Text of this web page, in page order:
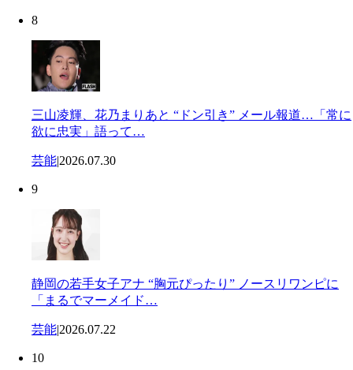
8
三山凌輝、花乃まりあと “ドン引き” メール報道…「常に
欲に忠実」語って…
芸能|2026.07.30
9
静岡の若手女子アナ “胸元ぴったり” ノースリワンピに
「まるでマーメイド…
芸能|2026.07.22
10